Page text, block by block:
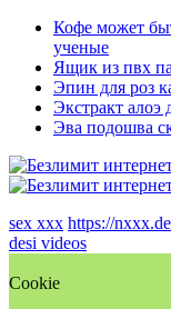
Кофе может
ученые
Ящик из пвх
Эпин для роз
Экстракт алоэ
Эва подошва
sex xxx https://
desi videos
Cookie